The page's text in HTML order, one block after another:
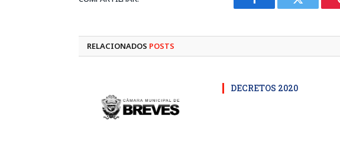
Facebook Twitter
RELACIONADOS POSTS
DECRETOS 2020